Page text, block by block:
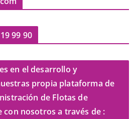
99 90
en el desarrollo y
propia plataforma de
de Flotas de
con nosotros a través de :